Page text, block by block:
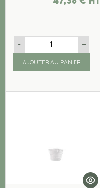
- +
AJOUTER AU PANIER